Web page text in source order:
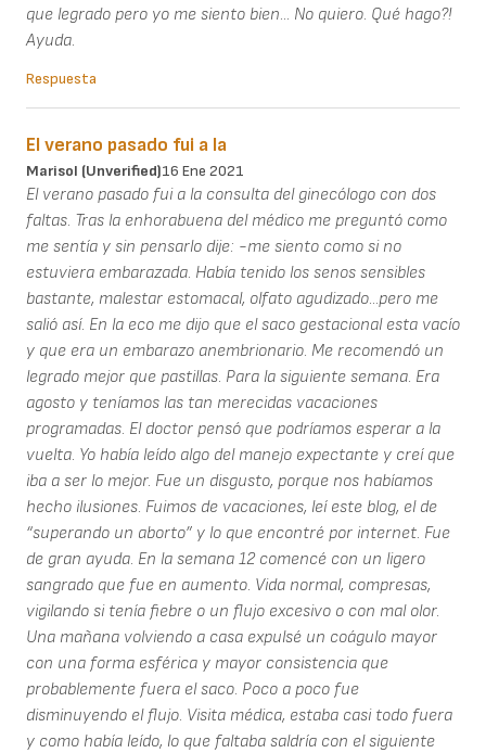
que legrado pero yo me siento bien... No quiero. Qué hago?!
Ayuda.
Respuesta
El verano pasado fui a la
Marisol (unverified)16 Ene 2021
El verano pasado fui a la consulta del ginecólogo con dos
faltas. Tras la enhorabuena del médico me preguntó como
me sentía y sin pensarlo dije: -me siento como si no
estuviera embarazada. Había tenido los senos sensibles
bastante, malestar estomacal, olfato agudizado...pero me
salió así. En la eco me dijo que el saco gestacional esta vacío
y que era un embarazo anembrionario. Me recomendó un
legrado mejor que pastillas. Para la siguiente semana. Era
agosto y teníamos las tan merecidas vacaciones
programadas. El doctor pensó que podríamos esperar a la
vuelta. Yo había leído algo del manejo expectante y creí que
iba a ser lo mejor. Fue un disgusto, porque nos habíamos
hecho ilusiones. Fuimos de vacaciones, leí este blog, el de
“superando un aborto” y lo que encontré por internet. Fue
de gran ayuda. En la semana 12 comencé con un ligero
sangrado que fue en aumento. Vida normal, compresas,
vigilando si tenía fiebre o un flujo excesivo o con mal olor.
Una mañana volviendo a casa expulsé un coágulo mayor
con una forma esférica y mayor consistencia que
probablemente fuera el saco. Poco a poco fue
disminuyendo el flujo. Visita médica, estaba casi todo fuera
y como había leído, lo que faltaba saldría con el siguiente